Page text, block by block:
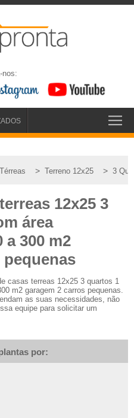
nos:
Térreas > Terreno 12x25 > 3
12x25 3
área
300 m2
casas terreas 12x25 3 quartos 1
m2 garagem 2 carros pequenas.
as suas necessidades, não
equipe para solicitar um
por: